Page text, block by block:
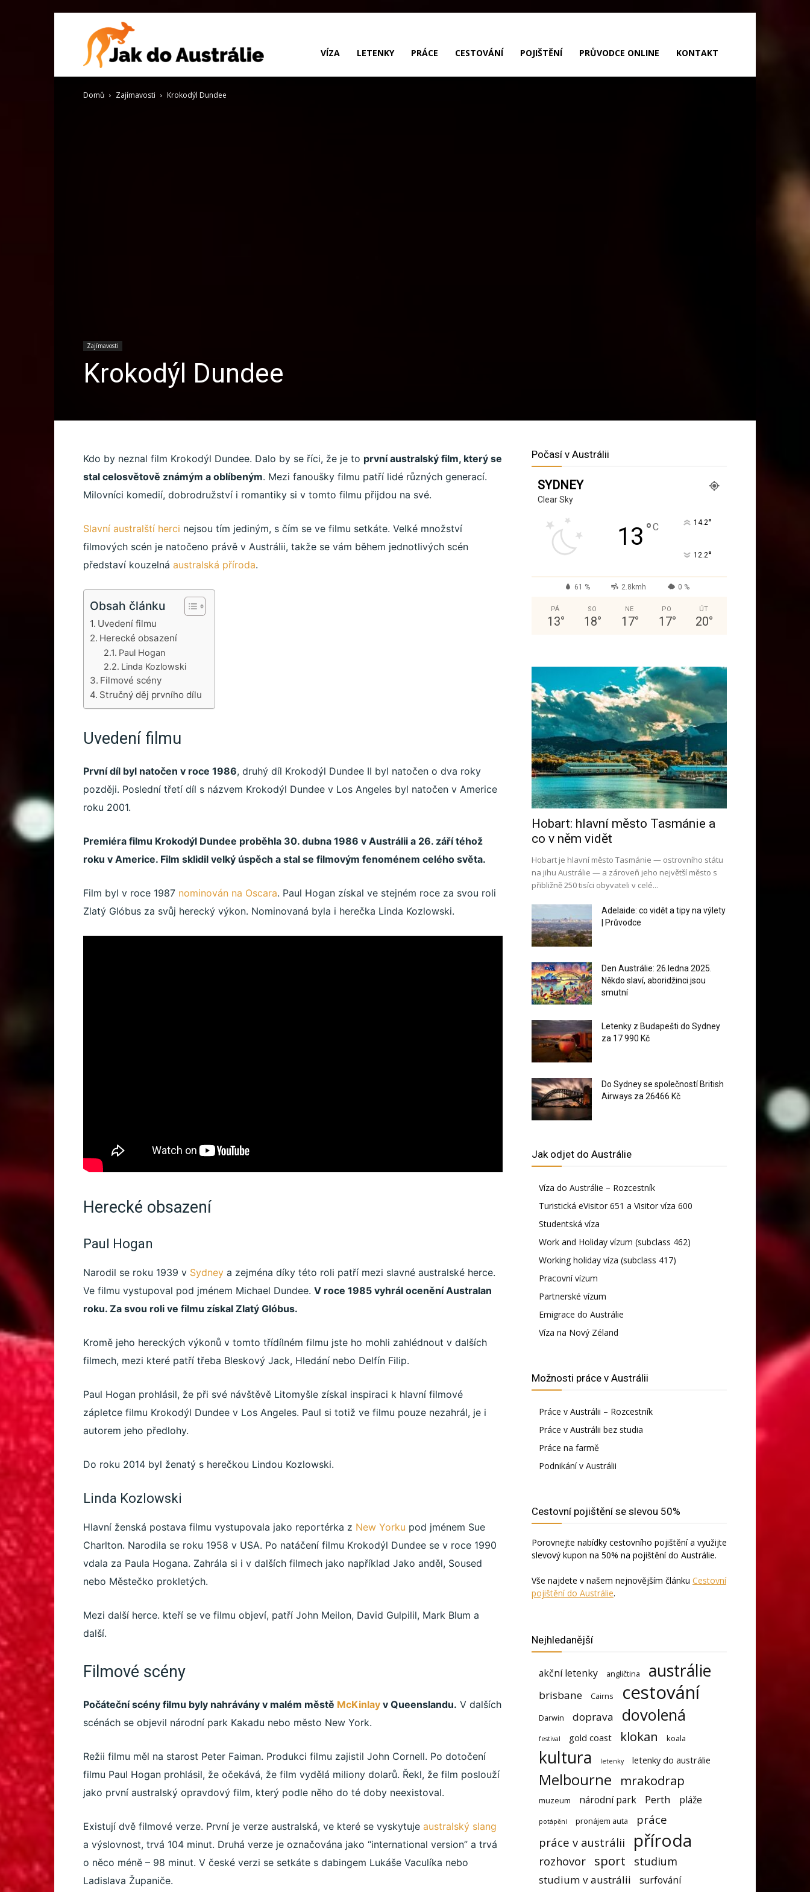
práce
VÍZA LETENKY PRÁCE CESTOVÁNÍ POJIŠTĚNÍ PRŮVODCE ONLINE KONTAKT
Domů Zajímavosti Krokodýl Dundee
Zajímavosti
Krokodýl Dundee
Kdo by neznal film Krokodýl Dundee. Dalo by se říci, že je to první australský film, který se
stal celosvětově známým a oblíbeným. Mezi fanoušky filmu patří lidé různých generací.
Milovníci komedií, dobrodružství i romantiky si v tomto filmu přijdou na své.
Slavní australští herci nejsou tím jediným, s čím se ve filmu setkáte. Velké množství
filmových scén je natočeno právě v Austrálii, takže se vám během jednotlivých scén
představí kouzelná australská příroda.
Obsah článku
Uvedení filmu
Herecké obsazení
Paul Hogan
Linda Kozlowski
Filmové scény
Stručný děj prvního dílu
Uvedení filmu
První díl byl natočen v roce 1986, druhý díl Krokodýl Dundee II byl natočen o dva roky
později. Poslední třetí díl s názvem Krokodýl Dundee v Los Angeles byl natočen v Americe
roku 2001.
Premiéra filmu Krokodýl Dundee proběhla 30. dubna 1986 v Austrálii a 26. září téhož
roku v Americe. Film sklidil velký úspěch a stal se filmovým fenoménem celého světa.
Film byl v roce 1987 nominován na Oscara. Paul Hogan získal ve stejném roce za svou roli
Zlatý Glóbus za svůj herecký výkon. Nominovaná byla i herečka Linda Kozlowski.
Herecké obsazení
Paul Hogan
Narodil se roku 1939 v Sydney a zejména díky této roli patří mezi slavné australské herce.
Ve filmu vystupoval pod jménem Michael Dundee. V roce 1985 vyhrál ocenění Australan
roku. Za svou roli ve filmu získal Zlatý Glóbus.
Kromě jeho hereckých výkonů v tomto třídílném filmu jste ho mohli zahlédnout v dalších
filmech, mezi které patří třeba Bleskový Jack, Hledání nebo Delfín Filip.
Paul Hogan prohlásil, že při své návštěvě Litomyšle získal inspiraci k hlavní filmové
zápletce filmu Krokodýl Dundee v Los Angeles. Paul si totiž ve filmu pouze nezahrál, je i
autorem jeho předlohy.
Do roku 2014 byl ženatý s herečkou Lindou Kozlowski.
Linda Kozlowski
Hlavní ženská postava filmu vystupovala jako reportérka z New Yorku pod jménem Sue
Charlton. Narodila se roku 1958 v USA. Po natáčení filmu Krokodýl Dundee se v roce 1990
vdala za Paula Hogana. Zahrála si i v dalších filmech jako například Jako anděl, Soused
nebo Městečko prokletých.
Mezi další herce. kteří se ve filmu objeví, patří John Meilon, David Gulpilil, Mark Blum a
další.
Filmové scény
Počáteční scény filmu byly nahrávány v malém městě McKinlay v Queenslandu. V dalších
scénách se objevil národní park Kakadu nebo město New York.
Režii filmu měl na starost Peter Faiman. Produkci filmu zajistil John Cornell. Po dotočení
filmu Paul Hogan prohlásil, že očekává, že film vydělá miliony dolarů. Řekl, že film poslouží
jako první australský opravdový film, který podle něho do té doby neexistoval.
Existují dvě filmové verze. První je verze australská, ve které se vyskytuje australský slang
a výslovnost, trvá 104 minut. Druhá verze je označována jako “international version” a trvá
o něco méně – 98 minut. V české verzi se setkáte s dabingem Lukáše Vaculíka nebo
Ladislava Županiče.
Počasí v Austrálii
SYDNEY
Clear Sky
13 °C 14.2°
12.2°
61 % 2.8kmh 0 %
PÁ
13°
SO
18°
NE
17°
PO
17°
ÚT
20°
Hobart: hlavní město Tasmánie a
co v něm vidět
Hobart je hlavní město Tasmánie — ostrovního státu
na jihu Austrálie — a zároveň jeho největší město s
přibližně 250 tisíci obyvateli v celé...
Adelaide: co vidět a tipy na výlety
| Průvodce
Den Austrálie: 26.ledna 2025.
Někdo slaví, aboridžinci jsou
smutní
Letenky z Budapešti do Sydney
za 17 990 Kč
Do Sydney se společností British
Airways za 26466 Kč
Jak odjet do Austrálie
Víza do Austrálie – Rozcestník
Turistická eVisitor 651 a Visitor víza 600
Studentská víza
Work and Holiday vízum (subclass 462)
Working holiday víza (subclass 417)
Pracovní vízum
Partnerské vízum
Emigrace do Austrálie
Víza na Nový Zéland
Možnosti práce v Austrálii
Práce v Austrálii – Rozcestník
Práce v Austrálii bez studia
Práce na farmě
Podnikání v Austrálii
Cestovní pojištění se slevou 50%
Porovnejte nabídky cestovního pojištění a využijte
slevový kupon na 50% na pojištění do Austrálie.
Vše najdete v našem nejnovějším článku Cestovní
pojištění do Austrálie.
Nejhledanější
akční letenky angličtina austrálie
brisbane Cairns cestování
Darwin doprava dovolená
festival gold coast klokan koala
kultura letenky letenky do austrálie
Melbourne mrakodrap
muzeum národní park Perth pláže
potápění pronájem auta
práce
práce v austrálii
příroda
rozhovor sport studium
studium v austrálii surfování